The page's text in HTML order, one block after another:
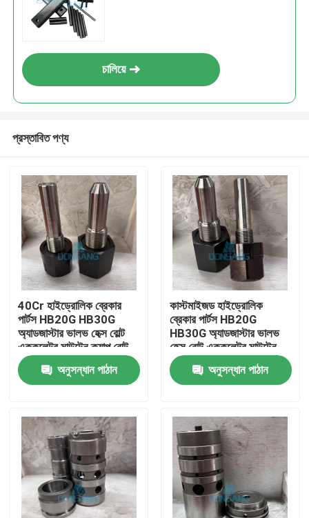
বাড়ি
পণ্য
VR প্রদর্শন
চালিয়ে
প্রস্তাবিত পণ্য
40Cr হাইড্রোলিক ব্রেকার
পার্টস HB20G HB30G
অ্যাডজাস্টার ভালভ হেক্স বোল্ট
এককুলেটর মাউন্টেন ক্যাপ বোল্ট
অনুসন্ধান পাঠান
কাস্টমাইজড হাইড্রোলিক
ব্রেকার পার্টস HB20G
HB30G অ্যাডজাস্টার ভালভ
হেক্স বোল্ট এককুলেটর মাউন্টেন
ক্যাপ বোল্ট
অনুসন্ধান পাঠান